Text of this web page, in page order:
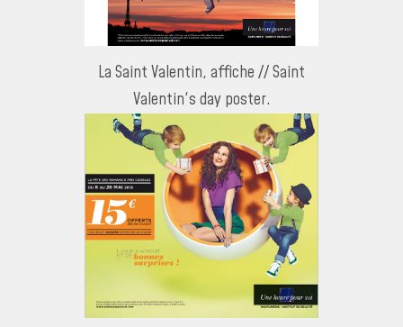
La Saint Valentin, affiche // Saint
Valentin's day poster.